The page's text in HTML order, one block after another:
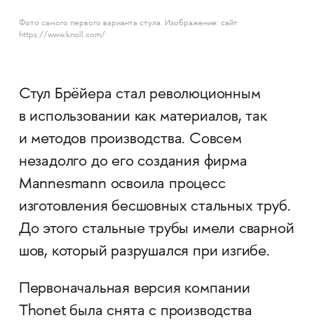
Фото самого первого варианта стула. Изображение: сайт
https://www.knoll.com/
Стул Брёйера стал революционным
в использовании как материалов, так
и методов производства. Совсем
незадолго до его создания фирма
Mannesmann освоила процесс
изготовления бесшовных стальных труб.
До этого стальные трубы имели сварной
шов, который разрушался при изгибе.
Первоначальная версия компании
Thonet была снята с производства